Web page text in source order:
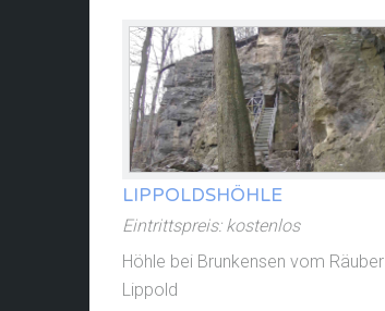
LIPPOLDSHÖHLE
Eintrittspreis: kostenlos
Höhle bei Brunkensen vom Räuber
Lippold